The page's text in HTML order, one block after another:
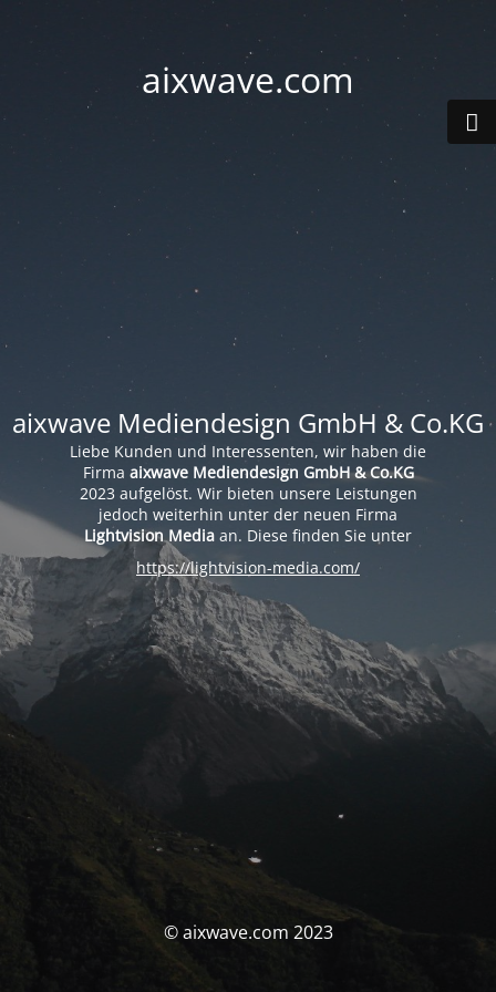
aixwave.com
aixwave Mediendesign GmbH & Co.KG
Liebe Kunden und Interessenten, wir haben die
Firma aixwave Mediendesign GmbH & Co.KG
2023 aufgelöst. Wir bieten unsere Leistungen
jedoch weiterhin unter der neuen Firma
Lightvision Media an. Diese finden Sie unter
https://lightvision-media.com/
© aixwave.com 2023